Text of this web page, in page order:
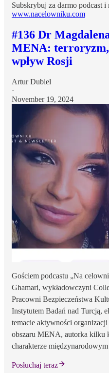
Subskrybuj za darmo podcast
www.nacelowniku.com
#136 Dr
MENA:
wpływ Rosji
Artur Dubiel
·
November 19, 2024
Gościem podcastu „Na
Ghamari, wykładowczyni
Pracowni Bezpieczeństwa
Instytutem Badań nad Turcją,
temacie aktywności
obszaru MENA, autorka kilku
charakterze
Posłuchaj teraz